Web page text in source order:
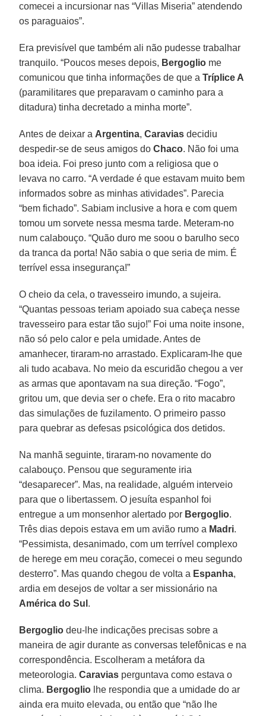
comecei a incursionar nas “Villas Miseria” atendendo
os paraguaios”.
Era previsível que também ali não pudesse trabalhar
tranquilo. “Poucos meses depois, Bergoglio me
comunicou que tinha informações de que aTríplice A
(paramilitares que preparavam o caminho para a
ditadura) tinha decretado a minha morte”.
Antes de deixar a Argentina,Caravias decidiu
despedir-se de seus amigos doChaco. Não foi uma
boa ideia. Foi preso junto com a religiosa que o
levava no carro. “A verdade é que estavam muito bem
informados sobre as minhas atividades”. Parecia
“bem fichado”. Sabiam inclusive a hora e com quem
tomou um sorvete nessa mesma tarde. Meteram-no
num calabouço. “Quão duro me soou o barulho seco
da tranca da porta! Não sabia o que seria de mim. É
terrível essa insegurança!”
O cheio da cela, o travesseiro imundo, a sujeira.
“Quantas pessoas teriam apoiado sua cabeça nesse
travesseiro para estar tão sujo!” Foi uma noite insone,
não só pelo calor e pela umidade. Antes de
amanhecer, tiraram-no arrastado. Explicaram-lhe que
ali tudo acabava. No meio da escuridão chegou a ver
as armas que apontavam na sua direção. “Fogo”,
gritou um, que devia ser o chefe. Era o rito macabro
das simulações de fuzilamento. O primeiro passo
para quebrar as defesas psicológica dos detidos.
Na manhã seguinte, tiraram-no novamente do
calabouço. Pensou que seguramente iria
“desaparecer”. Mas, na realidade, alguém interveio
para que o libertassem. O jesuíta espanhol foi
entregue a um monsenhor alertado por Bergoglio.
Três dias depois estava em um avião rumo a Madri.
“Pessimista, desanimado, com um terrível complexo
de herege em meu coração, comecei o meu segundo
desterro”. Mas quando chegou de volta a Espanha,
ardia em desejos de voltar a ser missionário na
América do Sul .
Bergoglio deu-lhe indicações precisas sobre a
maneira de agir durante as conversas telefônicas e na
correspondência. Escolheram a metáfora da
meteorologia.Caravias perguntava como estava o
clima. Bergoglio lhe respondia que a umidade do ar
ainda era muito elevada, ou então que “não lhe